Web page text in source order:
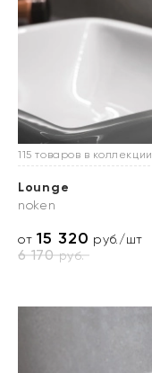
115 товаров в коллекции
Lounge
noken
от15 320 руб./шт
6 170руб.